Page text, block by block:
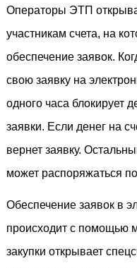
Операторы ЭТП
участникам счета, на
обеспечение заявок.
свою заявку на
одного часа блокирует
заявки. Если денег на
вернет заявку.
может распоряжаться
Обеспечение заявок в
происходит с помощью
закупки открывает